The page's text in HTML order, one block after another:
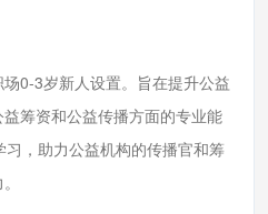
0-3岁新人设置。旨在提升公益
筹资和公益传播方面的专业能
，助力公益机构的传播官和筹